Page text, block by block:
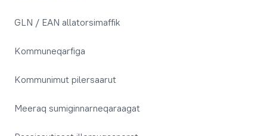
GLN / EAN allatorsimaffik
Kommuneqarfiga
Kommunimut pilersaarut
Meeraq sumiginnarneqaraagat